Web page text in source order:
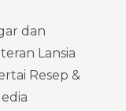
dan
Lansia
Resep &